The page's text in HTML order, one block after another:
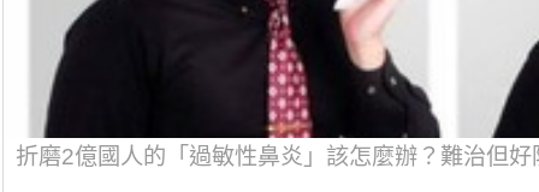
折磨2億國人的「過敏性鼻炎」該怎麼辦？難治但